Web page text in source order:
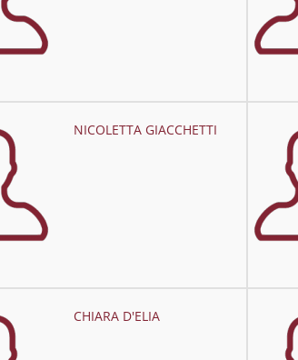
NICOLETTA GIACCHETTI
CHIARA D'ELIA